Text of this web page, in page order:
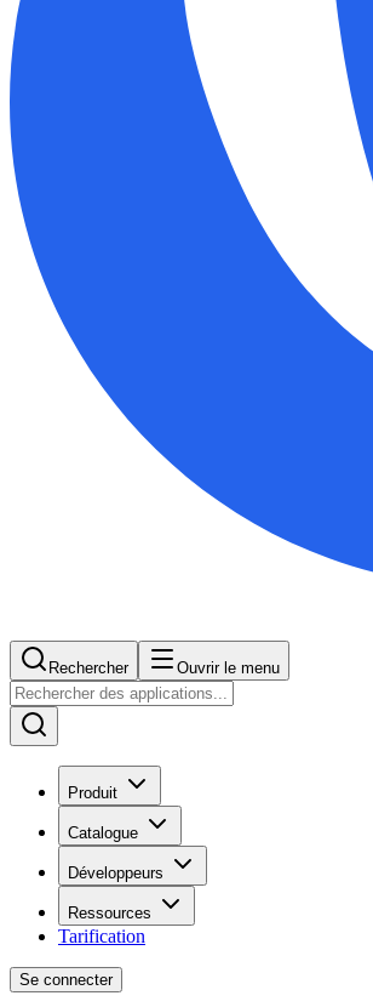
Rechercher Ouvrir le menu
Produit
Catalogue
Développeurs
Ressources
Tarification
Se connecter